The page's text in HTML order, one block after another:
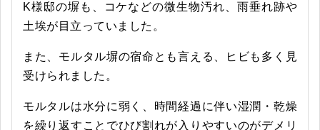
K様邸の塀も、コケなどの微生物汚れ、雨垂れ跡や
土埃が目立っていました。
また、モルタル塀の宿命とも言える、ヒビも多く見
受けられました。
モルタルは水分に弱く、時間経過に伴い湿潤・乾燥
を繰り返すことでひび割れが入りやすいのがデメリ